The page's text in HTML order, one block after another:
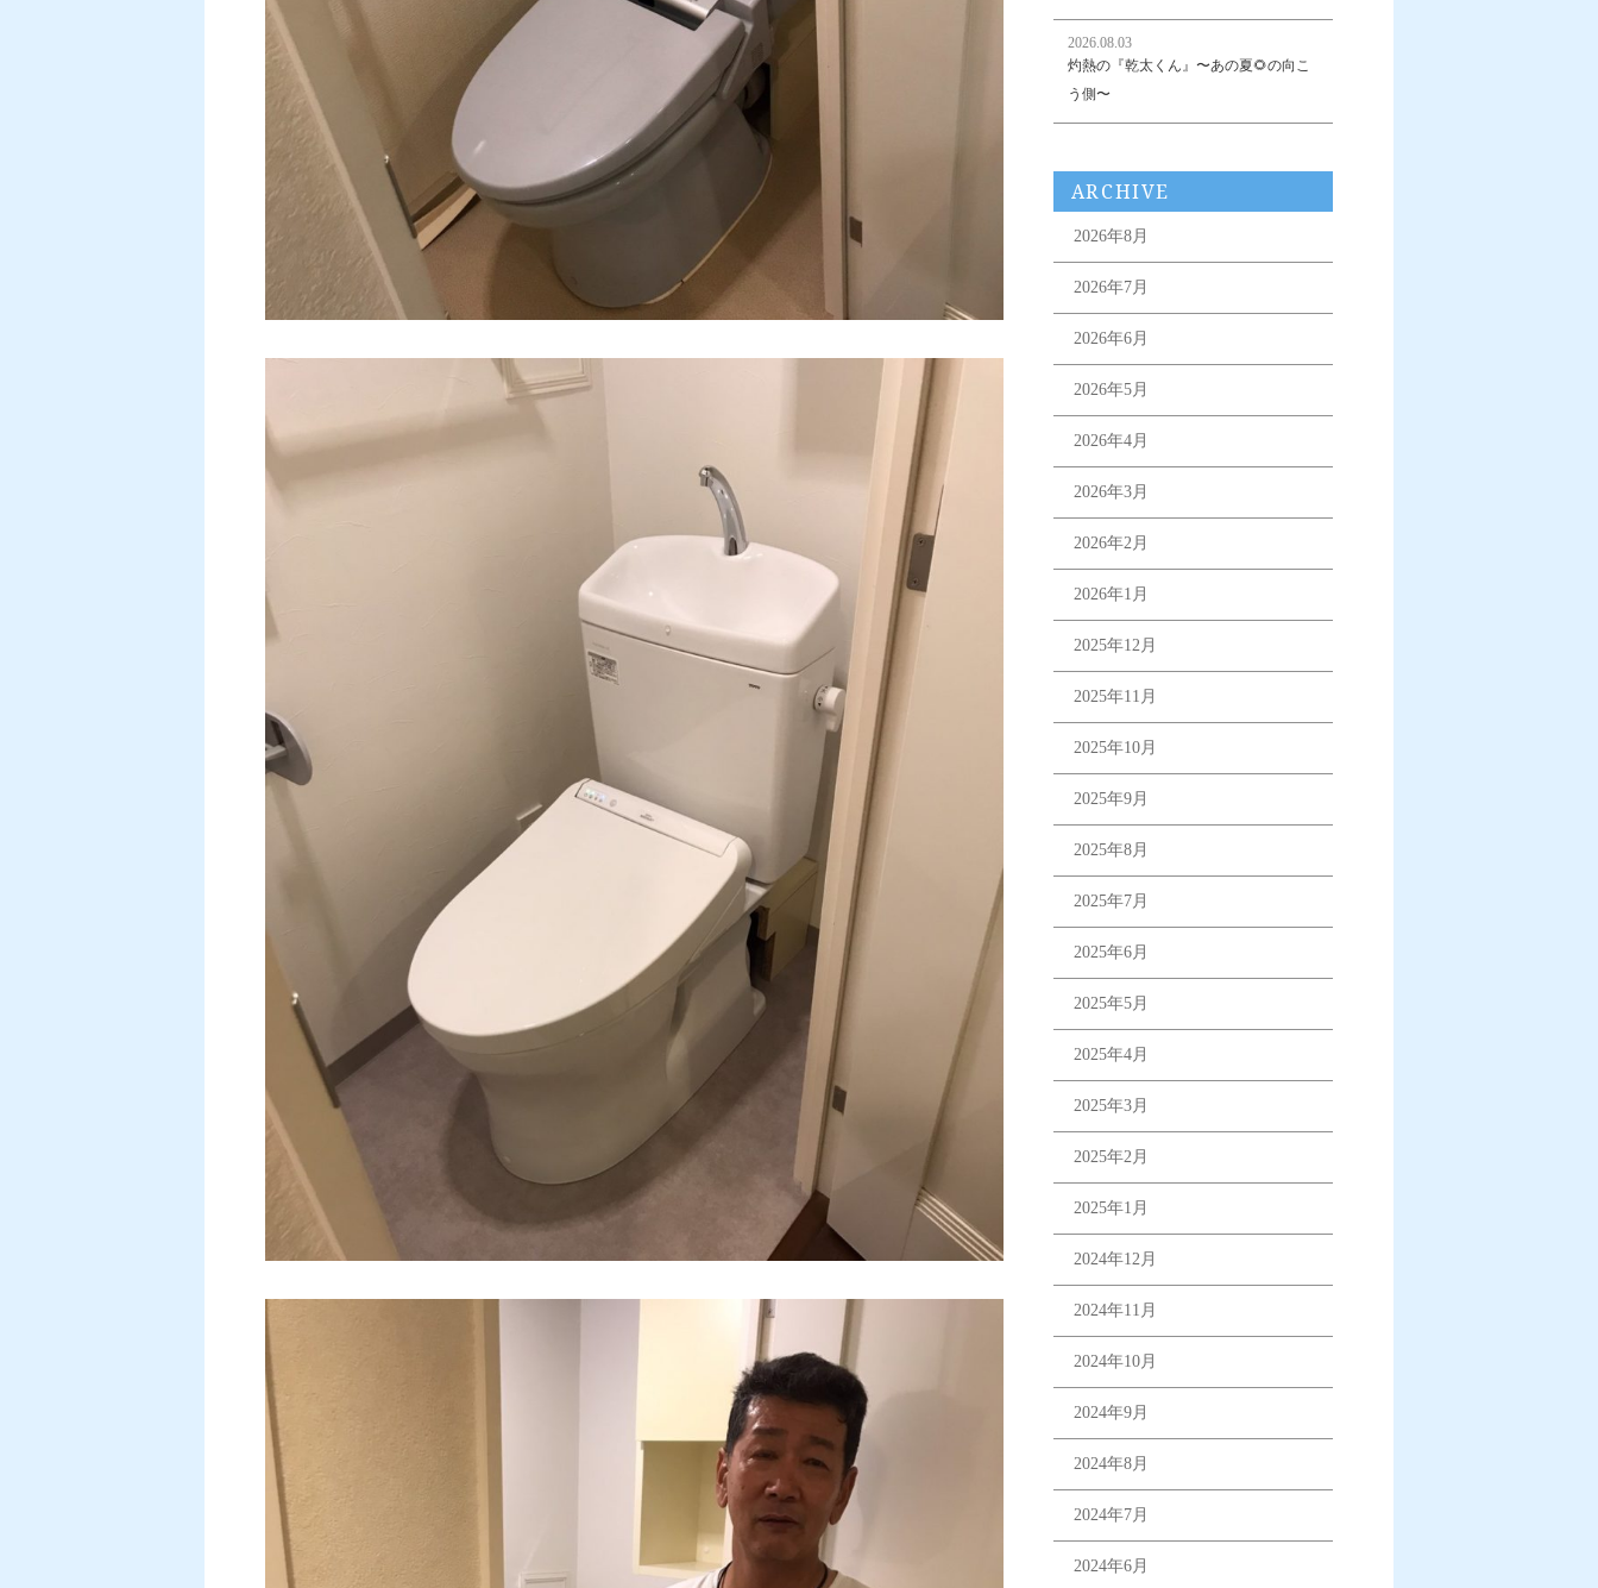
2026.08.03
灼熱の『乾太くん』〜あの夏🌻の向こ
う側〜
ARCHIVE
2026年8月
2026年7月
2026年6月
2026年5月
2026年4月
2026年3月
2026年2月
2026年1月
2025年12月
2025年11月
2025年10月
2025年9月
2025年8月
2025年7月
2025年6月
2025年5月
2025年4月
2025年3月
2025年2月
2025年1月
2024年12月
2024年11月
2024年10月
2024年9月
2024年8月
2024年7月
2024年6月